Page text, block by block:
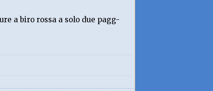
a biro rossa a solo due pagg-